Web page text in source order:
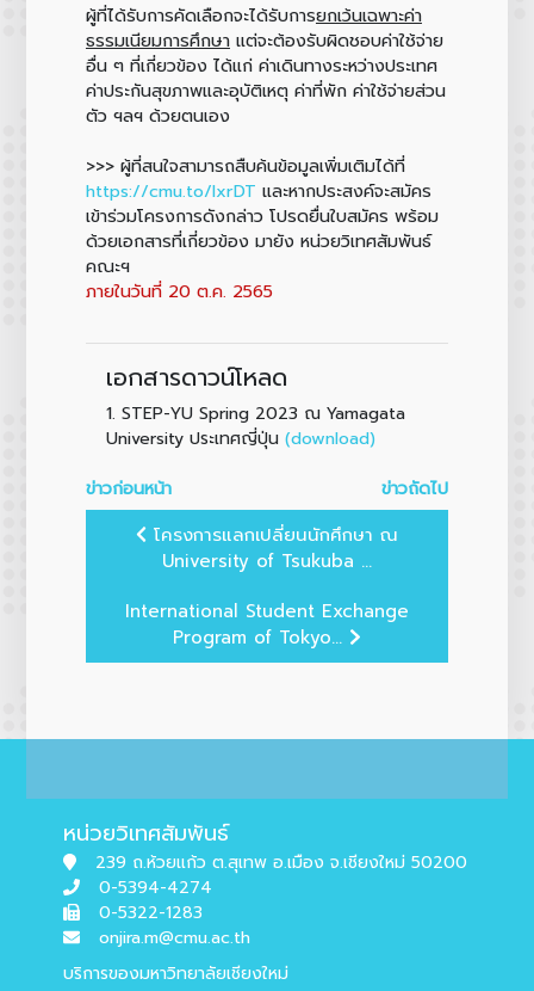
ผู้ที่ได้รับการคัดเลือกจะได้รับการยกเว้นเฉพาะค่า
ธรรมเนียมการศึกษาแต่จะต้องรับผิดชอบค่าใช้จ่าย
อื่น ๆ ที่เกี่ยวข้อง ได้แก่ ค่าเดินทางระหว่างประเทศ
ค่าประกันสุขภาพและอุบัติเหตุ ค่าที่พัก ค่าใช้จ่ายส่วน
ตัว ฯลฯ ด้วยตนเอง
>>> ผู้ที่สนใจสามารถสืบค้นข้อมูลเพิ่มเติมได้ที่
https://cmu.to/lxrDT และหากประสงค์จะสมัคร
เข้าร่วมโครงการดังกล่าว โปรดยื่นใบสมัคร พร้อม
ด้วยเอกสารที่เกี่ยวข้อง มายัง หน่วยวิเทศสัมพันธ์
คณะฯ
ภายในวันที่ 20 ต.ค. 2565
เอกสารดาวน์โหลด
1. STEP-YU Spring 2023 ณ Yamagata
University ประเทศญี่ปุ่น (download)
ข่าวก่อนหน้า
ข่าวถัดไป
โครงการแลกเปลี่ยนนักศึกษา ณ
University of Tsukuba ...
International Student Exchange
Program of Tokyo...
หน่วยวิเทศสัมพันธ์
239 ถ.ห้วยแก้ว ต.สุเทพ อ.เมือง จ.เชียงใหม่ 50200
0-5394-4274
0-5322-1283
onjira.m@cmu.ac.th
บริการของมหาวิทยาลัยเชียงใหม่